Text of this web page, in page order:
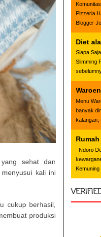
sehat dan
kali ini
cukup berhasil,
produksi
Pizzeria
Blogger
Diet
Siapa
Slimming
Menu
banyak
kalangan,
Ndoro
Kemuning